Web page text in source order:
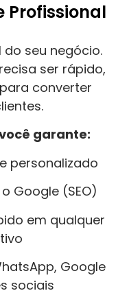
Profissional
do seu negócio.
ser rápido,
converter
garante:
personalizado
Google (SEO)
em qualquer
Google
sociais